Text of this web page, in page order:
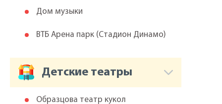
Дом музыки
ВТБ Арена парк (Cтадион Динамо)
Детские театры
Образцова театр кукол